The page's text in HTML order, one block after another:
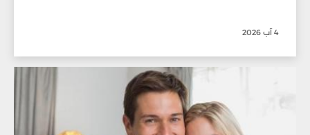
4 آب 2026